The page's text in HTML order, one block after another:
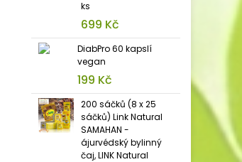
ks
699 Kč
DiabPro 60 kapslí
vegan
199 Kč
200 sáčků (8 x 25
sáčků) Link Natural
SAMAHAN -
ájurvédský bylinný
čaj, LINK Natural